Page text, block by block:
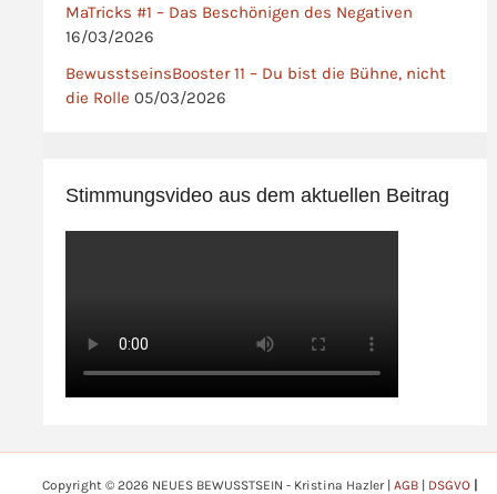
MaTricks #1 – Das Beschönigen des Negativen
16/03/2026
BewusstseinsBooster 11 – Du bist die Bühne, nicht
die Rolle 05/03/2026
Stimmungsvideo aus dem aktuellen Beitrag
Copyright © 2026 NEUES BEWUSSTSEIN - Kristina Hazler | AGB DSGVO